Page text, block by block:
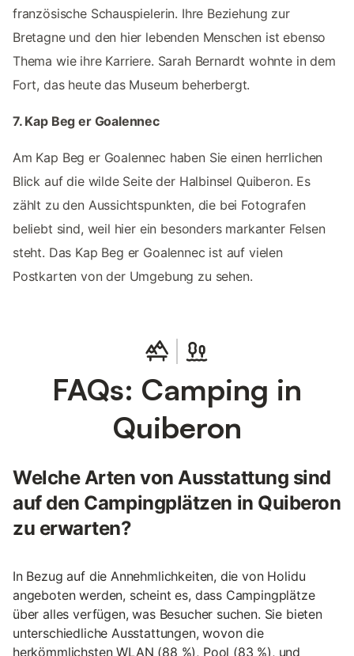
französische Schauspielerin. Ihre Beziehung zur
Bretagne und den hier lebenden Menschen ist ebenso
Thema wie ihre Karriere. Sarah Bernardt wohnte in dem
Fort, das heute das Museum beherbergt.
7. Kap Beg er Goalennec
Am Kap Beg er Goalennec haben Sie einen herrlichen
Blick auf die wilde Seite der Halbinsel Quiberon. Es
zählt zu den Aussichtspunkten, die bei Fotografen
beliebt sind, weil hier ein besonders markanter Felsen
steht. Das Kap Beg er Goalennec ist auf vielen
Postkarten von der Umgebung zu sehen.
FAQs: Camping in
Quiberon
Welche Arten von Ausstattung sind
auf den Campingplätzen in Quiberon
zu erwarten?
In Bezug auf die Annehmlichkeiten, die von Holidu
angeboten werden, scheint es, dass Campingplätze
über alles verfügen, was Besucher suchen. Sie bieten
unterschiedliche Ausstattungen, wovon die
herkömmlichsten WLAN (88 %), Pool (83 %), und